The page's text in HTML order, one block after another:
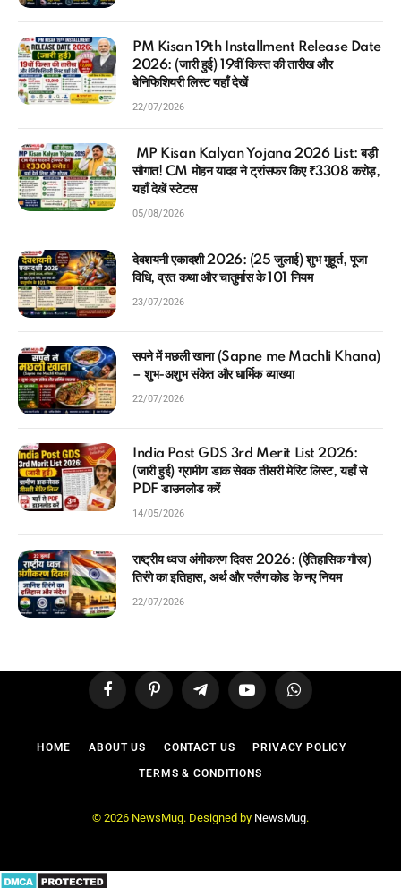
PM Kisan 19th Installment Release Date
2026: (जारी हुई) 19वीं किस्त की तारीख और
बेनिफिशियरी लिस्ट यहाँ देखें
22/07/2026
MP Kisan Kalyan Yojana 2026 List: बड़ी
सौगात! CM मोहन यादव ने ट्रांसफर किए ₹3308 करोड़,
यहाँ देखें स्टेटस
05/08/2026
देवशयनी एकादशी 2026: (25 जुलाई) शुभ मुहूर्त, पूजा
विधि, व्रत कथा और चातुर्मास के 101 नियम
23/07/2026
सपने में मछली खाना (Sapne me Machli Khana)
– शुभ-अशुभ संकेत और धार्मिक व्याख्या
22/07/2026
India Post GDS 3rd Merit List 2026:
(जारी हुई) ग्रामीण डाक सेवक तीसरी मेरिट लिस्ट, यहाँ से
PDF डाउनलोड करें
14/05/2026
राष्ट्रीय ध्वज अंगीकरण दिवस 2026: (ऐतिहासिक गौरव)
तिरंगे का इतिहास, अर्थ और फ्लैग कोड के नए नियम
22/07/2026
FacebookPinterest TelegramYouTubeWhatsApp
HOME ABOUT US CONTACT US PRIVACY POLICY
TERMS & CONDITIONS
© 2026 NewsMug. Designed by NewsMug.